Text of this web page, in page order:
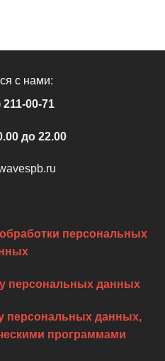
с нами:
211-00-71
до 22.00
персональных
персональных данных
персональных данных,
программами